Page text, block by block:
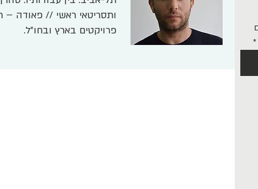
ותסריטאי ראשי // פאודה –
פרויקטים בארץ ובחו"ל.
*